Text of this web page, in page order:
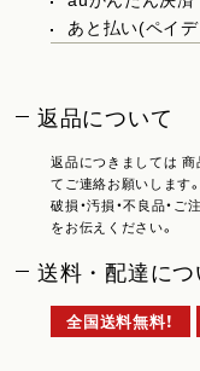
あと払い(ペイ
返品について
返品につきましては
てご連絡お願いします。
破損・汚損・不良品・
をお伝えください。
送料・配達につ
全国送料無料！